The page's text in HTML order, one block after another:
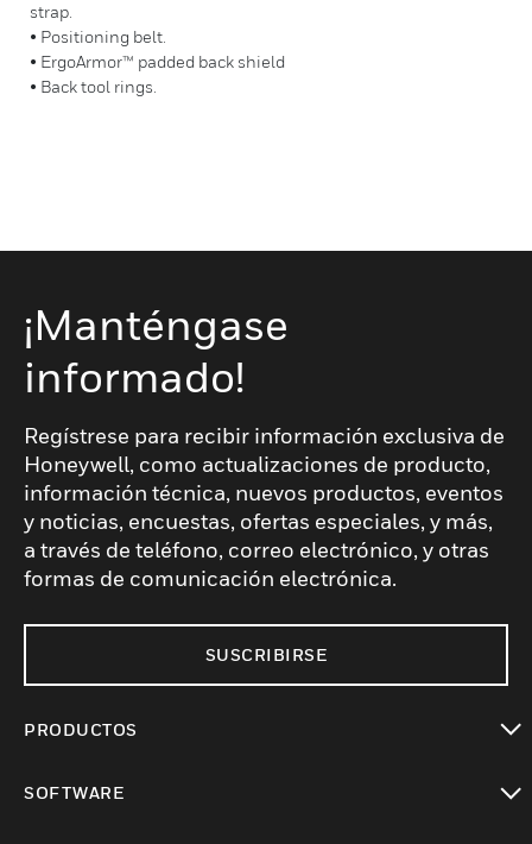
strap.
• Positioning belt.
• ErgoArmor™ padded back shield
• Back tool rings.
¡Manténgase
informado!
Regístrese para recibir información exclusiva de
Honeywell, como actualizaciones de producto,
información técnica, nuevos productos, eventos
y noticias, encuestas, ofertas especiales, y más,
a través de teléfono, correo electrónico, y otras
formas de comunicación electrónica.
SUSCRIBIRSE
PRODUCTOS
SOFTWARE